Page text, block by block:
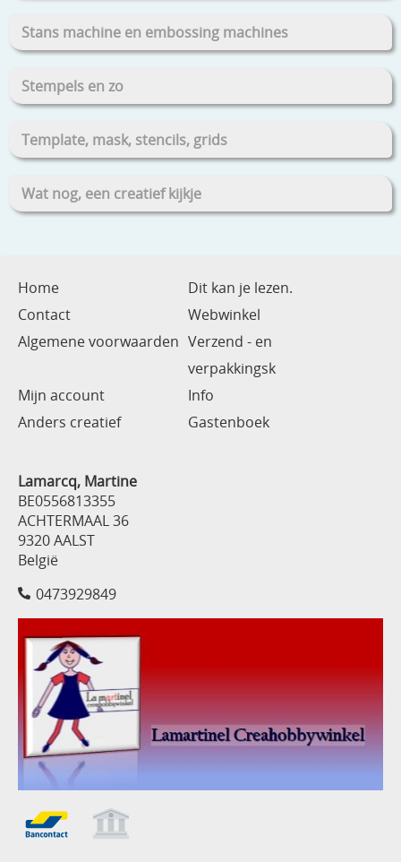
Stans machine en embossing machines
Stempels en zo
Template, mask, stencils, grids
Wat nog, een creatief kijkje
Home
Dit kan je lezen.
Contact
Webwinkel
Algemene voorwaarden Verzend - en
verpakkingsk
Mijn account
Info
Anders creatief
Gastenboek
Lamarcq, Martine
BE0556813355
ACHTERMAAL 36
9320 AALST
België
0473929849